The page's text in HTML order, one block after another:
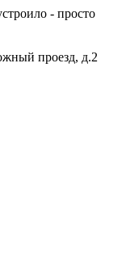
- просто
проезд, д.2